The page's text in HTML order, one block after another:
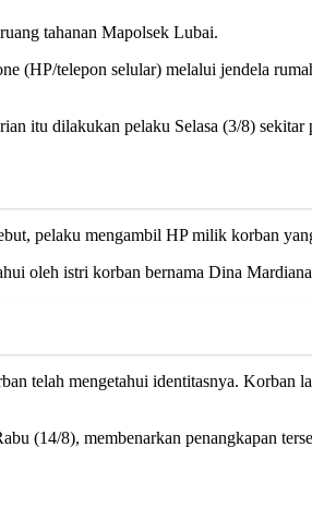
tahanan Mapolsek Lubai.
telepon selular) melalui jendela
dilakukan pelaku Selasa (3/8) sekitar
pelaku mengambil HP milik korban
oleh istri korban bernama Dina
mengetahui identitasnya. Korban
8), membenarkan penangkapan